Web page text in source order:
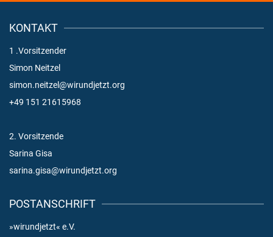
KONTAKT
1 .Vorsitzender
Simon Neitzel
simon.neitzel@wirundjetzt.org
+49 151 21615968
2. Vorsitzende
Sarina Gisa
sarina.gisa@wirundjetzt.org
POSTANSCHRIFT
»wirundjetzt« e.V.